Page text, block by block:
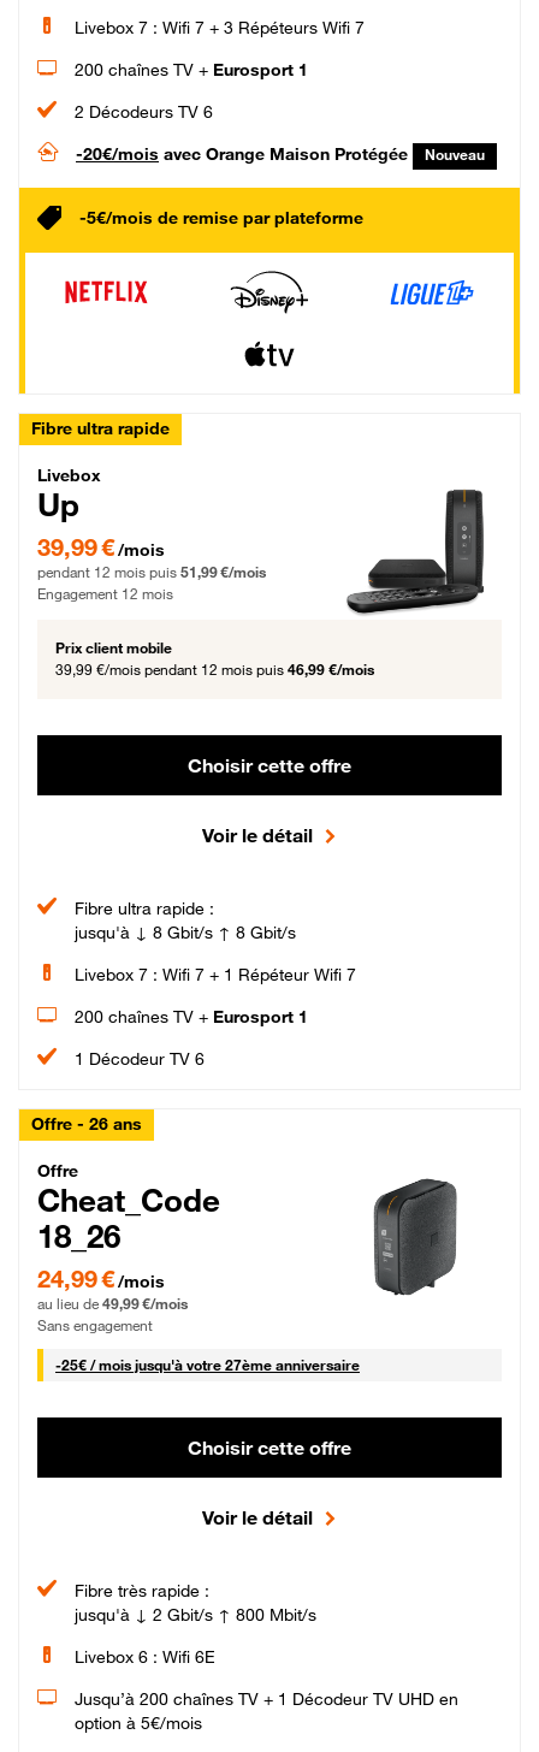
Livebox 7 : Wifi 7 + 3 Répéteurs Wifi 7
200 chaînes TV + Eurosport 1
2 Décodeurs TV 6
-20€/mois avec Orange Maison Protégée Nouveau
-5€/mois de remise par plateforme
Fibre ultra rapide
Livebox Up Fibre
Livebox
Up
39,99 € par mois pendant 12 mois puis 51,99 € par mois, Engagement 12 mois
39,99 €/mois
pendant 12 mois puis 51,99 €/mois
Engagement 12 mois
Prix client mobile
39,99 €/mois pendant 12 mois puis 46,99 €/mois
Choisir cette offre
Voir le détail
Fibre ultra rapide :
jusqu'à ↓ 8 Gbit/s ↑ 8 Gbit/s
Livebox 7 : Wifi 7 + 1 Répéteur Wifi 7
200 chaînes TV + Eurosport 1
1 Décodeur TV 6
Offre - 26 ans
Cheat_Code Fibre_18_26
Offre
Cheat_Code
18_26
24,99 € par mois pendant 0 mois puis 49,99 € par mois, Sans engagement
24,99 €/mois
au lieu de 49,99 €/mois
Sans engagement
-25€ / mois25 € par mois
jusqu'à votre 27ème anniversaire
Choisir cette offre
Voir le détail
Fibre très rapide :
jusqu'à ↓ 2 Gbit/s ↑ 800 Mbit/s
Livebox 6 : Wifi 6E
Jusqu’à 200 chaînes TV + 1 Décodeur TV UHD en
option à 5€/mois